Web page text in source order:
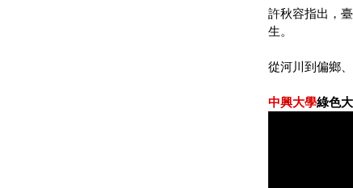
許秋容指出，
生。
從河川到偏鄉
中興大學綠色